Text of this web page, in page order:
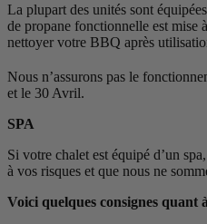
La plupart des unités sont
de propane fonctionnelle est mise
nettoyer votre BBQ après
Nous n’assurons pas le
et le 30 Avril.
SPA
Si votre chalet est équipé d’un
à vos risques et que nous ne
Voici quelques consignes quant